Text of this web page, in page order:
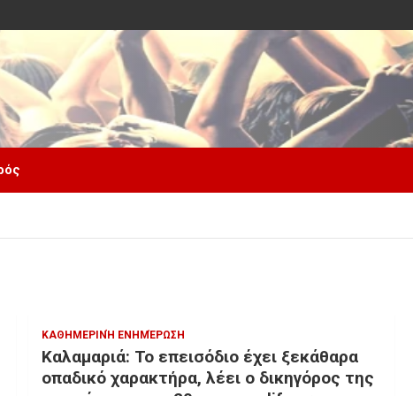
ΚΑΘΗΜΕΡΙΝΉ ΕΝΗΜΈΡΩΣΗ
Καλαμαριά: Το επεισόδιο έχει ξεκάθαρα
οπαδικό χαρακτήρα, λέει ο δικηγόρος της